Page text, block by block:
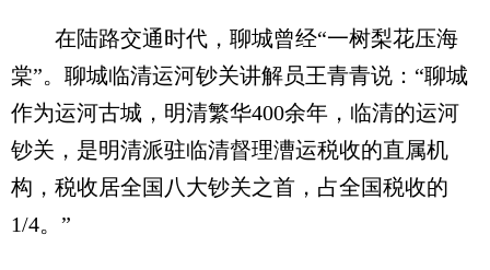
在陆路交通时代，聊城曾经“一树梨花压海
棠”。聊城临清运河钞关讲解员王青青说：“聊城
作为运河古城，明清繁华400余年，临清的运河
钞关，是明清派驻临清督理漕运税收的直属机
构，税收居全国八大钞关之首，占全国税收的
1/4。”